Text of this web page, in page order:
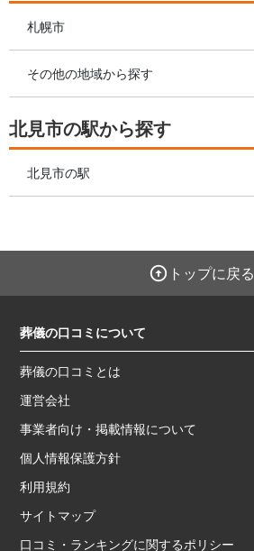
札幌市
その他の地域から探す
北見市の駅から探す
北見市の駅
トップに戻る
葬儀の口コミについて
葬儀の口コミとは
運営会社
事業者向け・掲載情報について
個人情報保護方針
利用規約
サイトマップ
口コミ・ランキングに関するポリシー